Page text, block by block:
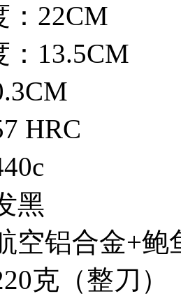
：22CM
：13.5CM
HRC
黑
空铝合金+鲍
克（整刀）